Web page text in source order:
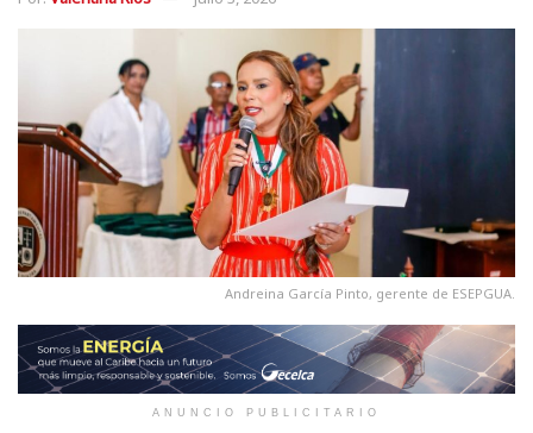
Andreina García Pinto, gerente de ESEPGUA.
ANUNCIO PUBLICITARIO